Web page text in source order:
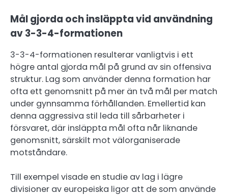
Mål gjorda och insläppta vid användning
av 3-3-4-formationen
3-3-4-formationen resulterar vanligtvis i ett
högre antal gjorda mål på grund av sin offensiva
struktur. Lag som använder denna formation har
ofta ett genomsnitt på mer än två mål per match
under gynnsamma förhållanden. Emellertid kan
denna aggressiva stil leda till sårbarheter i
försvaret, där insläppta mål ofta når liknande
genomsnitt, särskilt mot välorganiserade
motståndare.
Till exempel visade en studie av lag i lägre
divisioner av europeiska ligor att de som använde